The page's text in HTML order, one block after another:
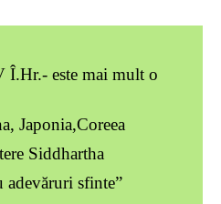
Î.Hr.- este mai mult o
Japonia,Coreea
Siddhartha
adevăruri sfinte”